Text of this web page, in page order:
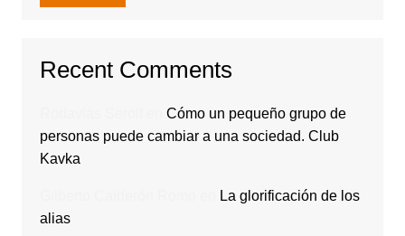
Recent Comments
Cómo un pequeño grupo de
personas puede cambiar a una sociedad. Club
Kavka
La glorificación de los
alias